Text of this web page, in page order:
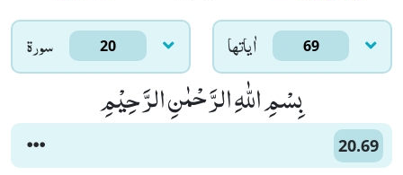
سورۃ 20 اٰياتها 69
بِسْمِ اللّٰهِ الرَّحْمٰنِ الرَّحِیْمِ
20.69